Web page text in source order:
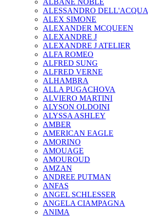
ALBANE NOBLE
ALESSANDRO DELL'ACQUA
ALEX SIMONE
ALEXANDER MCQUEEN
ALEXANDRE J
ALEXANDRE J ATELIER
ALFA ROMEO
ALFRED SUNG
ALFRED VERNE
ALHAMBRA
ALLA PUGACHOVA
ALVIERO MARTINI
ALYSON OLDOINI
ALYSSA ASHLEY
AMBER
AMERICAN EAGLE
AMORINO
AMOUAGE
AMOUROUD
AMZAN
ANDREE PUTMAN
ANFAS
ANGEL SCHLESSER
ANGELA CIAMPAGNA
ANIMA